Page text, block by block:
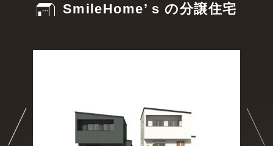
SmileHome’ s の分譲住宅